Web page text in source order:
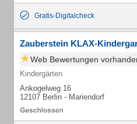
Gratis-Digitalcheck
Zauberstein KLAX-
Web Bewertungen
Kindergärten
Ankogelweg 16
12107 Berlin - Mariendorf